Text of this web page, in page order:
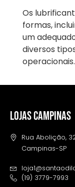
Os
formas,
um
diversos
operacionais.
LOJAS CAMPINAS
Rua Abolição,
Campinas-SP
(19) 3779-7993